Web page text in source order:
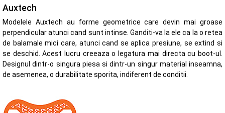
Auxtech
Modelele Auxtech au forme geometrice care devin mai groase
perpendicular atunci cand sunt intinse. Ganditi-va la ele ca la o retea
de balamale mici care, atunci cand se aplica presiune, se extind si
se deschid. Acest lucru creeaza o legatura mai directa cu boot-ul.
Designul dintr-o singura piesa si dintr-un singur material inseamna,
de asemenea, o durabilitate sporita, indiferent de conditii.